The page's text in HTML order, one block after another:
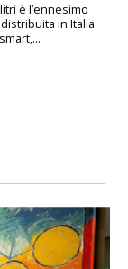
è l’ennesimo
in Italia